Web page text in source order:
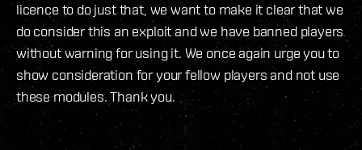
licence to do just that, we want to make it clear that we
do consider this an exploit and we have banned players
without warning for using it. We once again urge you to
show consideration for your fellow players and not use
these modules. Thank you.